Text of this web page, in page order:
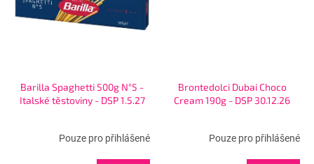
Barilla Spaghetti 500g N°5 -
Italské těstoviny - DSP 1.5.27
Pouze pro přihlášené
Brontedolci Dubai Choco
Cream 190g - DSP 30.12.26
Pouze pro přihlášené